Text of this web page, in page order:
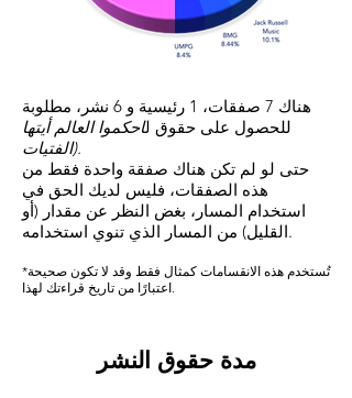
هناك 7 صفقات، 1 رئيسية و 6 نشر، مطلوبة
للحصول على حقوق لاحكموا العالم أيتها
الفتيات).
حتى لو لم تكن هناك صفقة واحدة فقط من
هذه الصفقات، فليس لديك الحق في
استخدام المسار، بغض النظر عن مقدار (أو
القليل) من المسار الذي تنوي استخدامه.
*تُستخدم هذه الانقسامات كمثال فقط وقد لا تكون صحيحة
اعتبارًا من تاريخ قراءتك لهذا.
مدة حقوق النشر